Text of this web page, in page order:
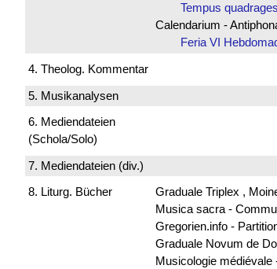
Tempus
Calendarium -
Feria VI
4. Theolog. Kommentar
5. Musikanalysen
6. Mediendateien
(Schola/Solo)
7. Mediendateien (div.)
8. Liturg. Bücher
Graduale Triplex ,
Musica sacra -
Gregorien.info -
Graduale Novum de
Musicologie médiévale